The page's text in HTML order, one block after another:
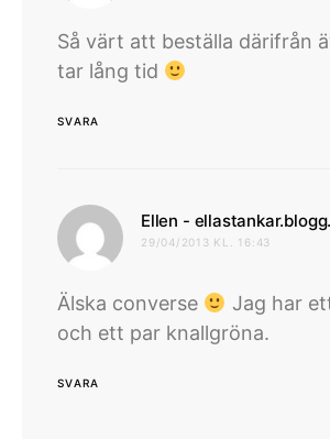
Så värt att beställa därifrån
tar lång tid
SVARA
Ellen -
29/04/2013 KL. 16:43
Älska converse
Jag har
och ett par knallgröna.
SVARA